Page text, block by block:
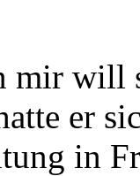
mir will
er
in